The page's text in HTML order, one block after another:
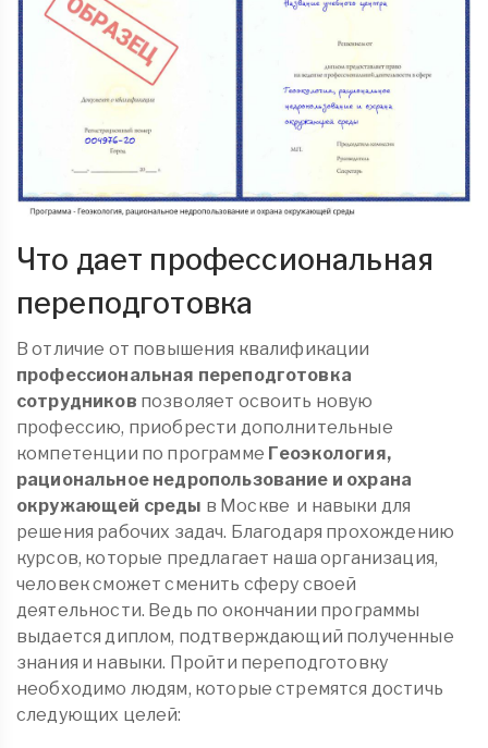
Что дает профессиональная
переподготовка
В отличие от повышения квалификации
профессиональная переподготовка
сотрудников позволяет освоить новую
профессию, приобрести дополнительные
компетенции по программе Геоэкология,
рациональное недропользование и охрана
окружающей среды в Москве и навыки для
решения рабочих задач. Благодаря прохождению
курсов, которые предлагает наша организация,
человек сможет сменить сферу своей
деятельности. Ведь по окончании программы
выдается диплом, подтверждающий полученные
знания и навыки. Пройти переподготовку
необходимо людям, которые стремятся достичь
следующих целей: